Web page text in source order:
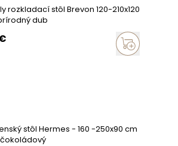
rozkladací stôl Brevon 120-210x120
dub
stôl Hermes - 160 -250x90 cm